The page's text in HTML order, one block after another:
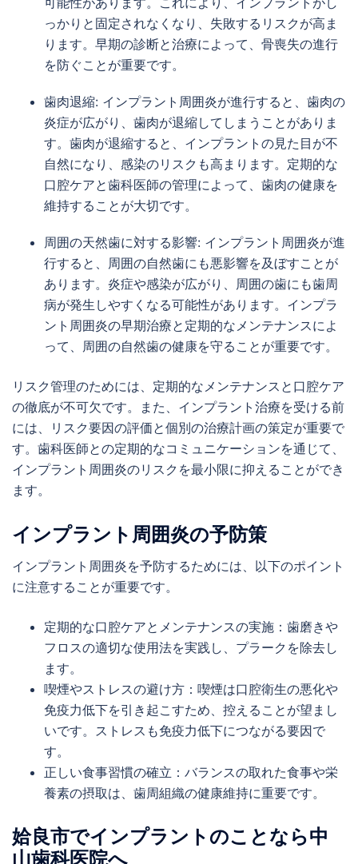
っかりと固定されなくなり、失敗するリスクが高ま
ります。早期の診断と治療によって、骨喪失の進行
を防ぐことが重要です。
歯肉退縮: インプラント周囲炎が進行すると、歯肉の
炎症が広がり、歯肉が退縮してしまうことがありま
す。歯肉が退縮すると、インプラントの見た目が不
自然になり、感染のリスクも高まります。定期的な
口腔ケアと歯科医師の管理によって、歯肉の健康を
維持することが大切です。
周囲の天然歯に対する影響: インプラント周囲炎が進
行すると、周囲の自然歯にも悪影響を及ぼすことが
あります。炎症や感染が広がり、周囲の歯にも歯周
病が発生しやすくなる可能性があります。インプラ
ント周囲炎の早期治療と定期的なメンテナンスによ
って、周囲の自然歯の健康を守ることが重要です。
リスク管理のためには、定期的なメンテナンスと口腔ケア
の徹底が不可欠です。また、インプラント治療を受ける前
には、リスク要因の評価と個別の治療計画の策定が重要で
す。歯科医師との定期的なコミュニケーションを通じて、
インプラント周囲炎のリスクを最小限に抑えることができ
ます。
インプラント周囲炎の予防策
インプラント周囲炎を予防するためには、以下のポイント
に注意することが重要です。
定期的な口腔ケアとメンテナンスの実施：歯磨きや
フロスの適切な使用法を実践し、プラークを除去し
ます。
喫煙やストレスの避け方：喫煙は口腔衛生の悪化や
免疫力低下を引き起こすため、控えることが望まし
いです。ストレスも免疫力低下につながる要因で
す。
正しい食事習慣の確立：バランスの取れた食事や栄
養素の摂取は、歯周組織の健康維持に重要です。
姶良市でインプラントのことなら中
山歯科医院へ